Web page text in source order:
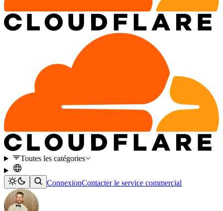
Toutes les catégories
ConnexionContacter le service commercial